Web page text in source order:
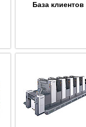
База клиентов